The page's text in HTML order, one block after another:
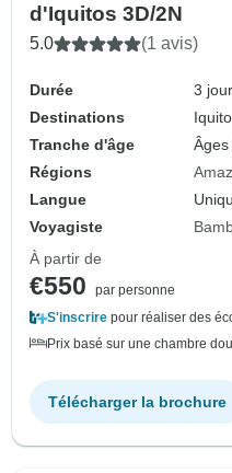
d'Iquitos 3D/2N
5.0 (1 avis)
Durée
3
Destinations
Tranche d'âge
Régions
Langue
Voyagiste
À partir de
€550
par personne
S'inscrire pour réaliser des
Prix basé sur une chambre
Télécharger la brochure